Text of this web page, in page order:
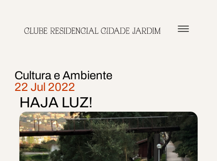
Cultura e Ambiente
22 Jul 2022
HAJA LUZ!